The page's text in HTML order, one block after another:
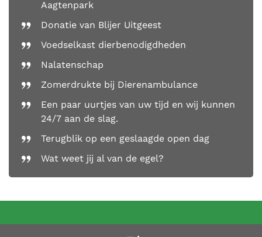
Aagtenpark
Donatie van Blijer Uitgeest
Voedselkast dierbenodigdheden
Nalatenschap
Zomerdrukte bij Dierenambulance
Een paar uurtjes van uw tijd en wij kunnen
24/7 aan de slag.
Terugblik op een geslaagde open dag
Wat weet jij al van de egel?